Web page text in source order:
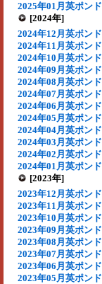
2025年01月英ポン
[2024年]
2024年12月英ポン
2024年11月英ポン
2024年10月英ポン
2024年09月英ポン
2024年08月英ポン
2024年07月英ポン
2024年06月英ポン
2024年05月英ポン
2024年04月英ポン
2024年03月英ポン
2024年02月英ポン
2024年01月英ポン
[2023年]
2023年12月英ポン
2023年11月英ポン
2023年10月英ポン
2023年09月英ポン
2023年08月英ポン
2023年07月英ポン
2023年06月英ポン
2023年05月英ポン